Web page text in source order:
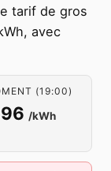
tarif de gros
avec
(19:00)
/kWh